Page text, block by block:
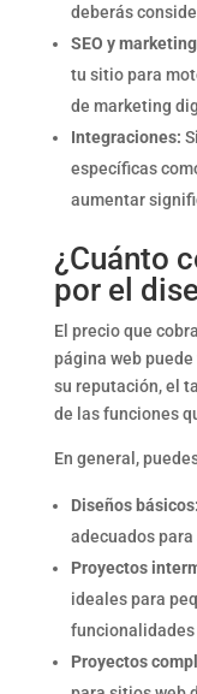
deberás
SEO y
tu sitio para
de marketing
Integraciones:
específicas
aumentar
¿Cuánto
por el
El precio que
página web
su reputación, el
de las funciones
En general,
Diseños básicos:
adecuados
Proyectos
ideales para
Proyectos